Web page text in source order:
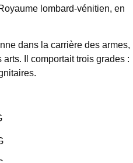
lombard-vénitien, en
dans la carrière des armes,
Il comportait trois grades :